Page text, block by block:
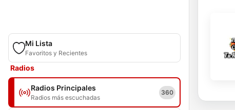
Mi Lista
Favoritos y Recientes
Radios
Radios Principales
Radios más escuchadas
360